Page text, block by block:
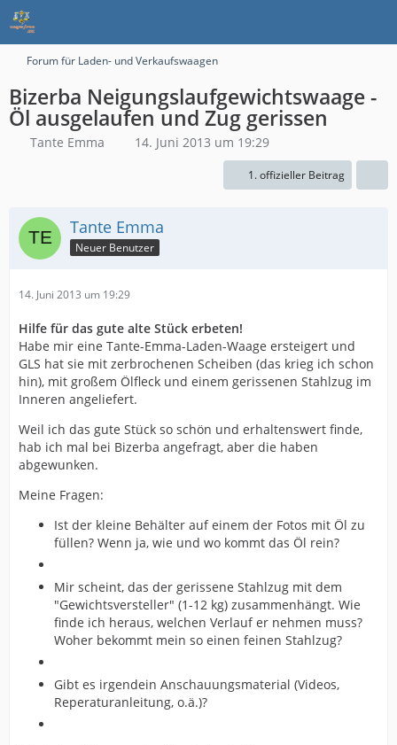
Forum für Laden- und Verkaufswaagen
Bizerba Neigungslaufgewichtswaage -
Öl ausgelaufen und Zug gerissen
Tante Emma 14. Juni 2013 um 19:29
1. offizieller Beitrag
Tante Emma
Neuer Benutzer
14. Juni 2013 um 19:29
Hilfe für das gute alte Stück erbeten!
Habe mir eine Tante-Emma-Laden-Waage ersteigert und
GLS hat sie mit zerbrochenen Scheiben (das krieg ich schon
hin), mit großem Ölfleck und einem gerissenen Stahlzug im
Inneren angeliefert.
Weil ich das gute Stück so schön und erhaltenswert finde,
hab ich mal bei Bizerba angefragt, aber die haben
abgewunken.
Meine Fragen:
Ist der kleine Behälter auf einem der Fotos mit Öl zu
füllen? Wenn ja, wie und wo kommt das Öl rein?
Mir scheint, das der gerissene Stahlzug mit dem
"Gewichtsversteller" (1-12 kg) zusammenhängt. Wie
finde ich heraus, welchen Verlauf er nehmen muss?
Woher bekommt mein so einen feinen Stahlzug?
Gibt es irgendein Anschauungsmaterial (Videos,
Reperaturanleitung, o.ä.)?